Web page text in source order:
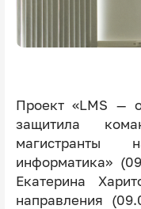
Проект «LMS —
защитила
магистранты
информатика»
Екатерина
направления